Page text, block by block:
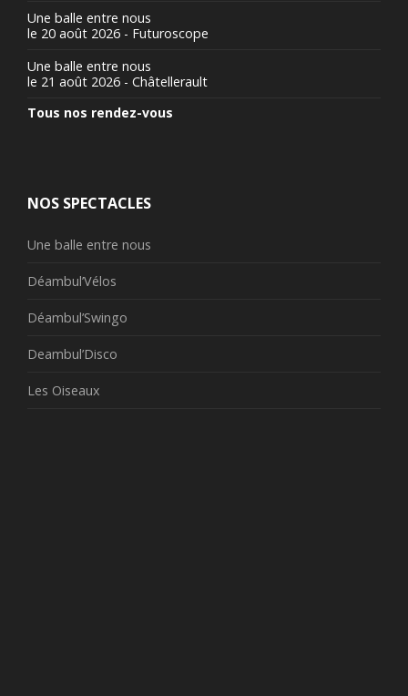
Une balle entre nous
le 20 août 2026 - Futuroscope
Une balle entre nous
le 21 août 2026 - Châtellerault
Tous nos rendez-vous
NOS SPECTACLES
Une balle entre nous
Déambul’Vélos
Déambul’Swingo
Deambul’Disco
Les Oiseaux